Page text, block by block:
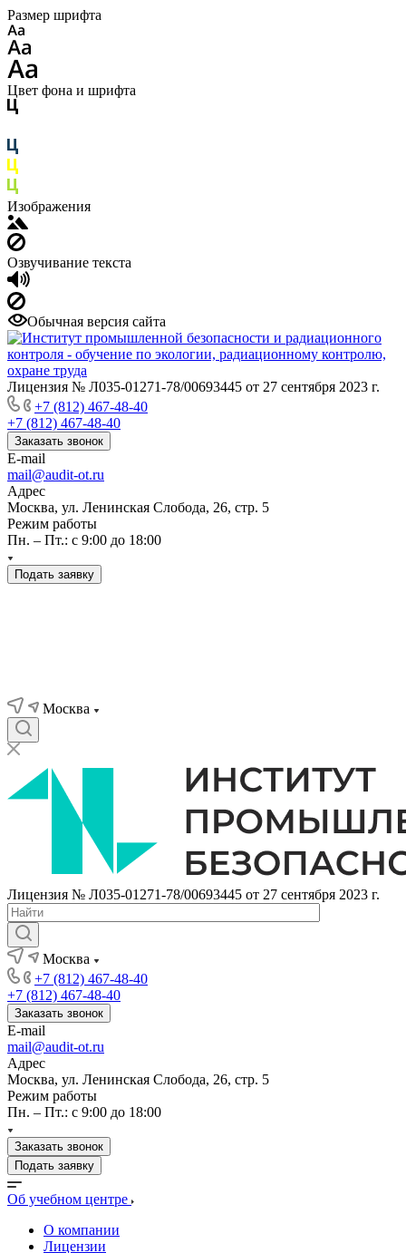
Размер шрифта
Цвет фона и шрифта
Изображения
Озвучивание текста
Обычная версия сайта
Лицензия № Л035-01271-78/00693445 от 27 сентября 2023 г.
+7 (812) 467-48-40
+7 (812) 467-48-40
Заказать звонок
E-mail
mail@audit-ot.ru
Адрес
Москва, ул. Ленинская Слобода, 26, стр. 5
Режим работы
Пн. – Пт.: с 9:00 до 18:00
Подать заявку
Москва
Лицензия № Л035-01271-78/00693445 от 27 сентября 2023 г.
Москва
+7 (812) 467-48-40
+7 (812) 467-48-40
Заказать звонок
E-mail
mail@audit-ot.ru
Адрес
Москва, ул. Ленинская Слобода, 26, стр. 5
Режим работы
Пн. – Пт.: с 9:00 до 18:00
Заказать звонок
Подать заявку
Об учебном центре
О компании
Лицензии